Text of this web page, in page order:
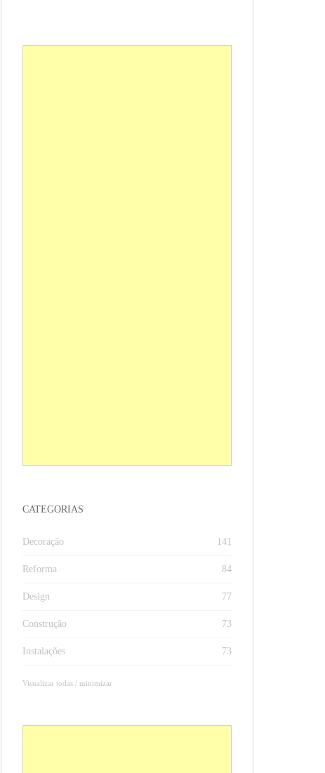
CATEGORIAS
Decoração 141
Reforma 84
Design 77
Construção 73
Instalações 73
Visualizar todas / minimizar